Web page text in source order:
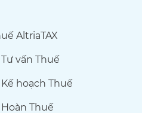
AltriaTAX
vấn Thuế
hoạch Thuế
Thuế